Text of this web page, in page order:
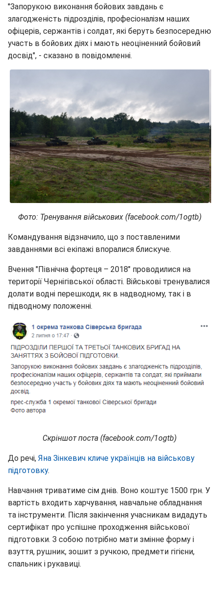
"Запорукою виконання бойових завдань є
злагодженість підрозділів, професіоналізм наших
офіцерів, сержантів і солдат, які беруть безпосередню
участь в бойових діях і мають неоціненний бойовий
досвід", - сказано в повідомленні.
Фото: Тренування військових (facebook.com/1ogtb)
Командування відзначило, що з поставленими
завданнями всі екіпажі впоралися блискуче.
Вчення "Північна фортеця – 2018" проводилися на
території Чернігівської області. Військові тренувалися
долати водні перешкоди, як в надводному, так і в
підводному положенні.
Скріншот поста (facebook.com/1ogtb)
До речі, Яна Зінкевич кличе українців на військову
підготовку.
Навчання триватиме сім днів. Воно коштує 1500 грн. У
вартість входить харчування, навчальне обладнання
та інструменти. Після закінчення учасникам видадуть
сертифікат про успішне проходження військової
підготовки. З собою потрібно мати змінне форму і
взуття, рушник, зошит з ручкою, предмети гігієни,
спальник і рукавиці.